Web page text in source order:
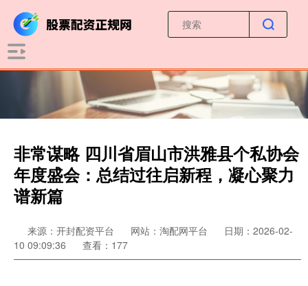
非常谋略 四川省眉山市洪雅县个私协会
年度盛会：总结过往启新程，凝心聚力
谱新篇
来源：开封配资平台 网站：淘配网平台
日期：2026-02-
10 09:09:36
查看：177